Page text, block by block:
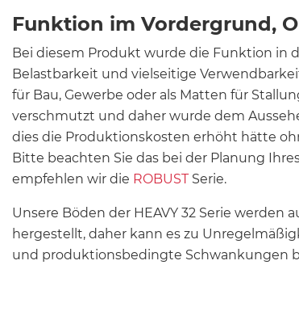
Funktion im Vordergrund,
Bei diesem Produkt wurde die Funktion in
Belastbarkeit und vielseitige
für Bau, Gewerbe oder als Matten für
verschmutzt und daher wurde dem
dies die Produktionskosten erhöht hätte
Bitte beachten Sie das bei der Planung
empfehlen wir die ROBUSTSerie.
Unsere Böden der HEAVY 32 Serie werden
hergestellt, daher kann es zu
und produktionsbedingte Schwankungen